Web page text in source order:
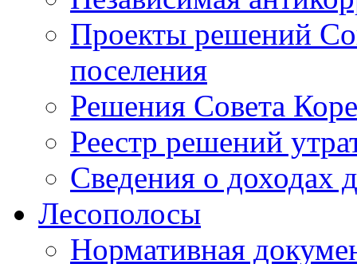
Проекты решений
поселения
Решения Совета
Реестр решений
Сведения о доходах
Лесополосы
Нормативная